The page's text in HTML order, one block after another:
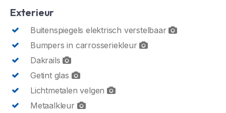
Exterieur
Buitenspiegels elektrisch verstelbaar
Bumpers in carrosseriekleur
Dakrails
Getint glas
Lichtmetalen velgen
Metaalkleur